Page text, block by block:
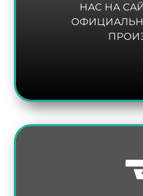
НАС НА